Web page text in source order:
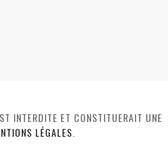
INTERDITE ET CONSTITUERAIT UNE
LÉGALES